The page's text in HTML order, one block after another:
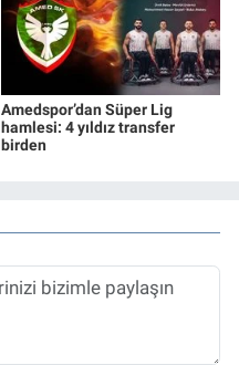
Amedspor’dan Süper Lig
hamlesi: 4 yıldız transfer
birden